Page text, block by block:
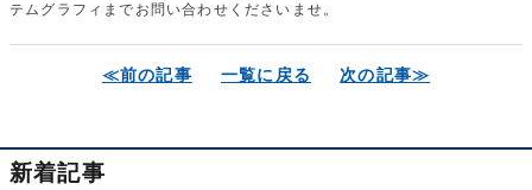
テムグラフィまでお問い合わせくださいませ。
≪前の記事 一覧に戻る 次の記事≫
新着記事